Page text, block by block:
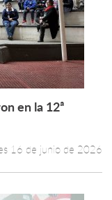
más +
en la 12ª
16 de junio de 2026